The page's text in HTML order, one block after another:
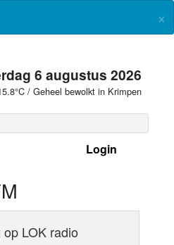
×
6 augustus 2026
/ Geheel bewolkt in Krimpen
Login
LOK radio